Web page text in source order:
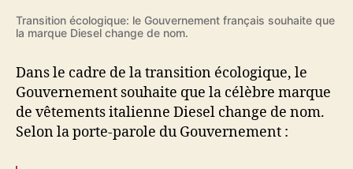
de
Transition écologique: le Gouvernement français souhaite que
la marque Diesel change de nom.
Dans le cadre de la transition écologique, le
Gouvernement souhaite que la célèbre marque
de vêtements italienne Diesel change de nom.
Selon la porte-parole du Gouvernement :